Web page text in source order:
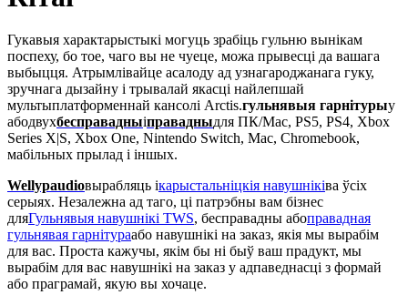
Гукавыя характарыстыкі могуць зрабіць гульню вынікам
поспеху, бо тое, чаго вы не чуеце, можа прывесці да вашага
выбыцця. Атрымлівайце асалоду ад узнагароджанага гуку,
зручнага дызайну і трывалай якасці найлепшай
мультыплатформеннай кансолі Arctis.гульнявыя гарнітурыу
абодвухбесправадныіправадныдля ПК/Mac, PS5, PS4, Xbox
Series X|S, Xbox One, Nintendo Switch, Mac, Chromebook,
мабільных прылад і іншых.
Wellypaudioвырабляць ікарыстальніцкія навушніківа ўсіх
серыях. Незалежна ад таго, ці патрэбны вам бізнес
дляГульнявыя навушнікі TWS, бесправадны абоправадная
гульнявая гарнітураабо навушнікі на заказ, якія мы вырабім
для вас. Проста кажучы, якім бы ні быў ваш прадукт, мы
вырабім для вас навушнікі на заказ у адпаведнасці з формай
або праграмай, якую вы хочаце.